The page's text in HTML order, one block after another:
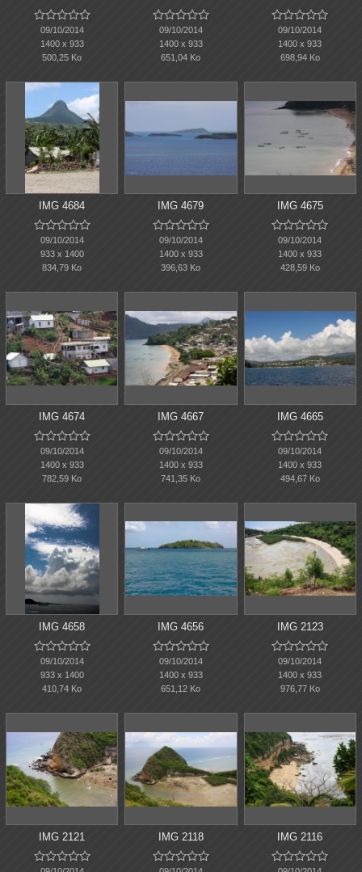

09/10/2014
1400 x 933
500,25 Ko

09/10/2014
1400 x 933
651,04 Ko

09/10/2014
1400 x 933
698,94 Ko
IMG 4684

09/10/2014
933 x 1400
834,79 Ko
IMG 4679

09/10/2014
1400 x 933
396,63 Ko
IMG 4675

09/10/2014
1400 x 933
428,59 Ko
IMG 4674

09/10/2014
1400 x 933
782,59 Ko
IMG 4667

09/10/2014
1400 x 933
741,35 Ko
IMG 4665

09/10/2014
1400 x 933
494,67 Ko
IMG 4658

09/10/2014
933 x 1400
410,74 Ko
IMG 4656

09/10/2014
1400 x 933
651,12 Ko
IMG 2123

09/10/2014
1400 x 933
976,77 Ko
IMG 2121

IMG 2118

IMG 2116
